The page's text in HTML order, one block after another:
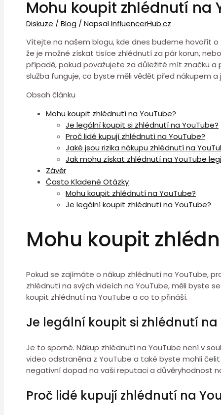
Mohu koupit zhlédnutí na
Diskuze / Blog / NapsalInfluencerHub.cz
Vítejte na našem blogu, kde dnes budeme hovořit
že je možné získat tisíce zhlédnutí za pár korun,
případě, pokud považujete za důležité mít značku
služba funguje, co byste měli vědět před nákupem
Obsah článku
Mohu koupit zhlédnutí na YouTube?
Je legální koupit si zhlédnutí na YouTube?
Proč lidé kupují zhlédnutí na YouTube?
Jaké jsou rizika nákupu zhlédnutí na
Jak mohu získat zhlédnutí na YouTube
Závěr
Často Kladené Otázky
Mohu koupit zhlédnutí na YouTube?
Je legální koupit zhlédnutí na YouTube?
Mohu koupit
Pokud se zajímáte o nákup zhlédnutí na YouTube,
zhlédnutí na svých videích na YouTube, měli byste
koupit zhlédnutí na YouTube a co to přináší.
Je legální koupit si zhlédnutí na
Je to sporné. Nákup zhlédnutí na YouTube není v
video odstraněna z YouTube a také byste mohli
negativní dopad na vaši reputaci a důvěryhodnost
Proč lidé kupují zhlédnutí na